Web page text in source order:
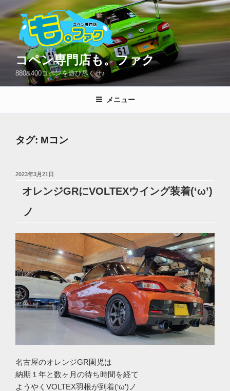
ン
テ
ン
プ
コペン専門店も。ファク
880&400コペンを遊び尽くせ♪
メニュー
タグ: Mコン
投
2023年3月21日
オレンジGRにVOLTEXウイング装着(‘ω’)
ノ
名古屋のオレンジGR園児は
納期１年と数ヶ月の待ち時間を経て
ようやくVOLTEX羽根が到着(‘ω’)ノ